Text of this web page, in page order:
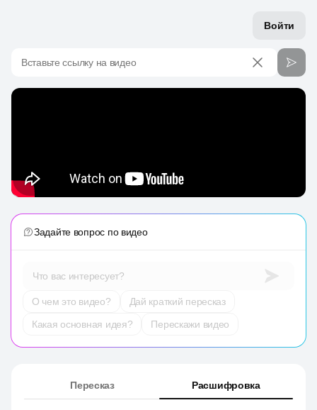
Войти
Вставьте ссылку на видео
Задайте вопрос по видео
Что вас интересует?
О чем это видео?
Дай краткий пересказ
Какая основная идея?
Перескажи видео
Пересказ Расшифровка